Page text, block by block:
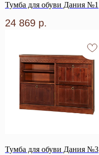
Тумба для обуви Дания №1
24 869 р.
Тумба для обуви Дания №3